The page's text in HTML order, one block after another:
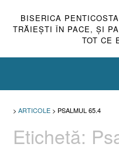
BISERICA
TRĂIEŞTI ÎN PACE, ŞI
TOT CE
> ARTICOLE > PSALMUL 65.4
Etichetă: